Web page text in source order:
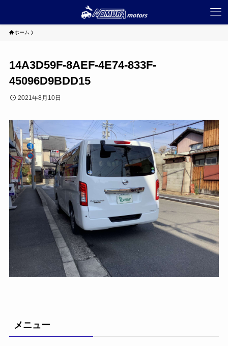
ホーム
14A3D59F-8AEF-4E74-833F-
45096D9BDD15
2021年8月10日
メニュー